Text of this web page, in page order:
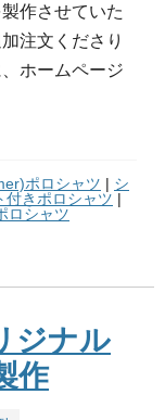
作させていた
注文くださり
ホームページ
ポロシャツ | シ
付きポロシャツ |
ロシャツ
ジナル
作